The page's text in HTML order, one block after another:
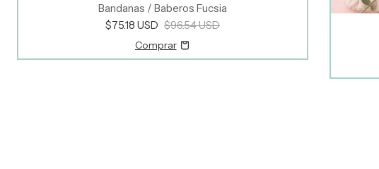
Bandanas / Baberos Fucsia
$75.18 USD $96.54 USD